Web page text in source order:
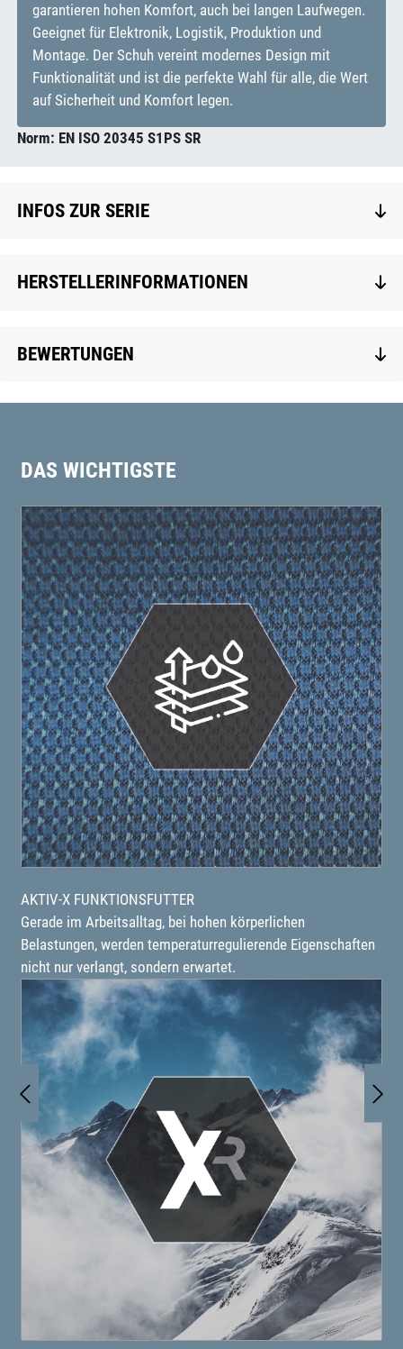
garantieren hohen Komfort, auch bei langen Laufwegen.
Geeignet für Elektronik, Logistik, Produktion und
Montage. Der Schuh vereint modernes Design mit
Funktionalität und ist die perfekte Wahl für alle, die Wert
auf Sicherheit und Komfort legen.
Norm: EN ISO 20345 S1PS SR
INFOS ZUR SERIE
HERSTELLERINFORMATIONEN
BEWERTUNGEN
DAS WICHTIGSTE
AKTIV-X FUNKTIONSFUTTER
Gerade im Arbeitsalltag, bei hohen körperlichen
Belastungen, werden temperaturregulierende Eigenschaften
nicht nur verlangt, sondern erwartet.